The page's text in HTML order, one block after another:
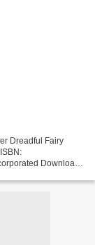
Dreadful Fairy
Download